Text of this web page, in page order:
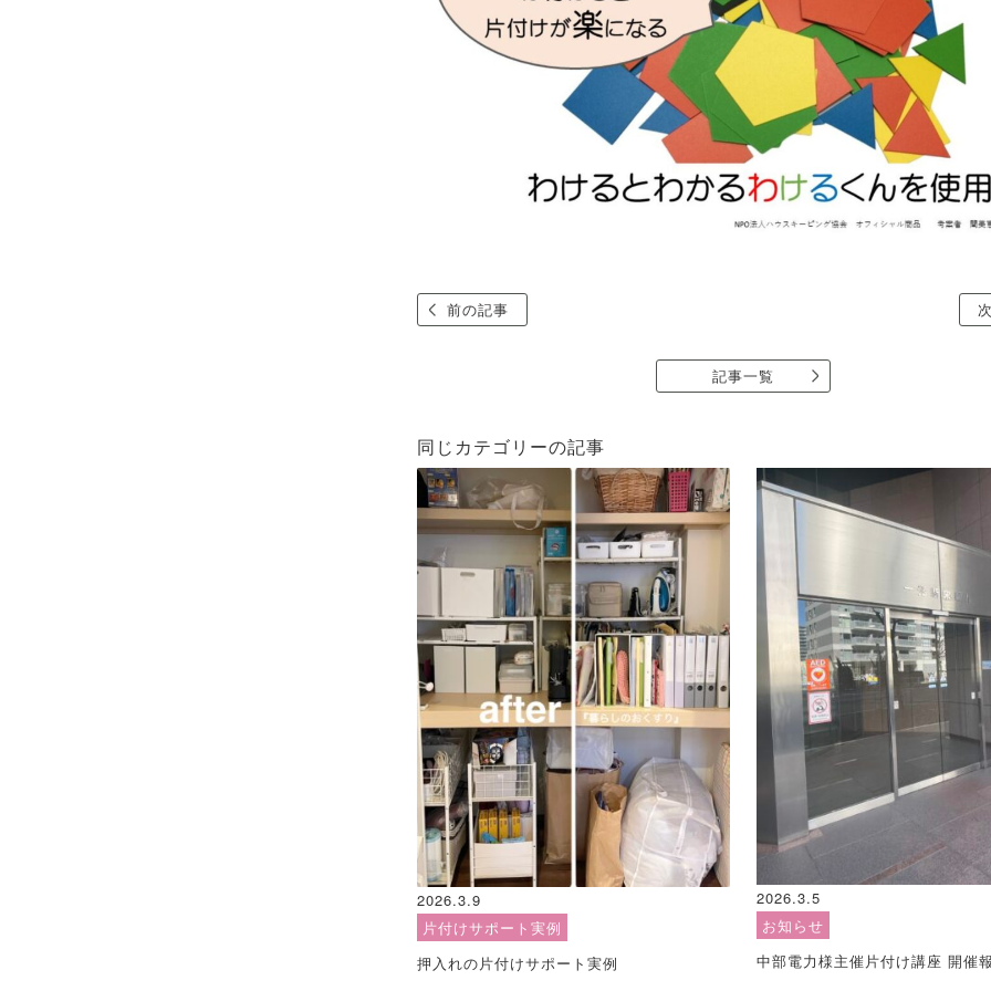
前の記事
記事一覧
同じカテゴリーの記事
2026.3.9
片付けサポート実例
押入れの片付けサポート実例
2026.3.5
お知らせ
中部電力様主催片付け講座 開催